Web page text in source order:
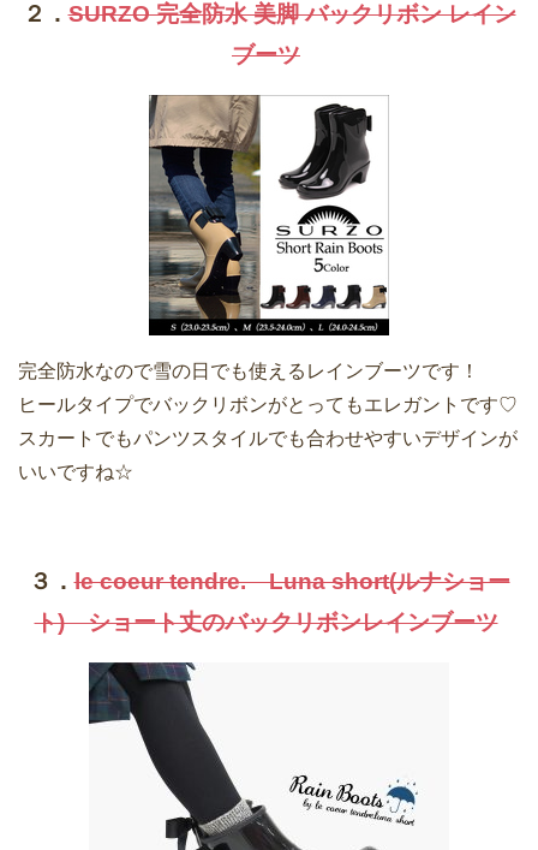
２．SURZO 完全防水 美脚 バックリボン レイン
ブーツ
完全防水なので雪の日でも使えるレインブーツです！
ヒールタイプでバックリボンがとってもエレガントです♡
スカートでもパンツスタイルでも合わせやすいデザインが
いいですね☆
３．le coeur tendre. Luna short(ルナショー
ト) ショート丈のバックリボンレインブーツ